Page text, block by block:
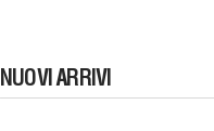
NUOVI ARRIVI